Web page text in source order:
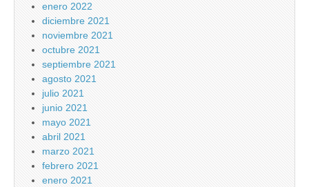
enero 2022
diciembre 2021
noviembre 2021
octubre 2021
septiembre 2021
agosto 2021
julio 2021
junio 2021
mayo 2021
abril 2021
marzo 2021
febrero 2021
enero 2021